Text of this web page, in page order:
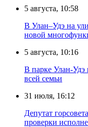
5 августа, 10:58
В Улан–Удэ на
новой
5 августа, 10:16
В парке Улан-Удэ
всей семьи
31 июля, 16:12
Депутат
проверки